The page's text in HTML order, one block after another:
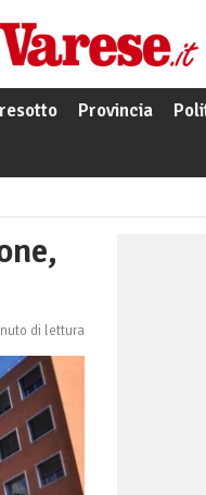
Provincia
di lettura